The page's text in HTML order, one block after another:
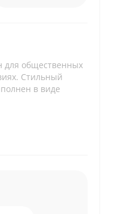
для общественных
Стильный
в виде